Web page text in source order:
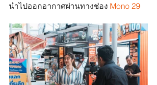
นำไปออกอากาศผ่านทางช่อง Mono 29